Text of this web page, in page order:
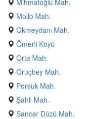
Mihmatoğlu Mah.
Mollo Mah.
Okmeydanı Mah.
Ömerli Köyü
Orta Mah.
Oruçbey Mah.
Porsuk Mah.
Şahlı Mah.
Sancar Düzü Mah.